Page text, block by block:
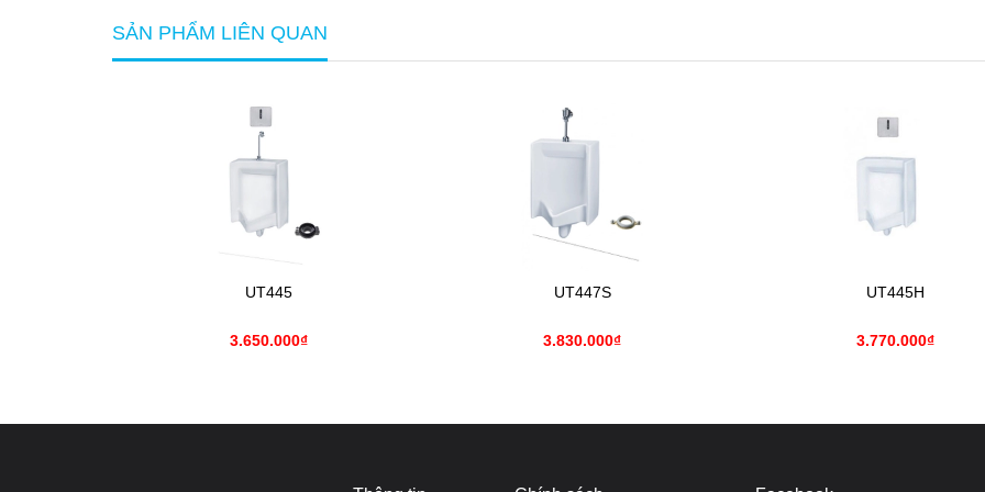
SẢN PHẨM LIÊN QUAN
UT445
3.650.000₫
UT447S
3.830.000₫
UT445H
3.770.000₫